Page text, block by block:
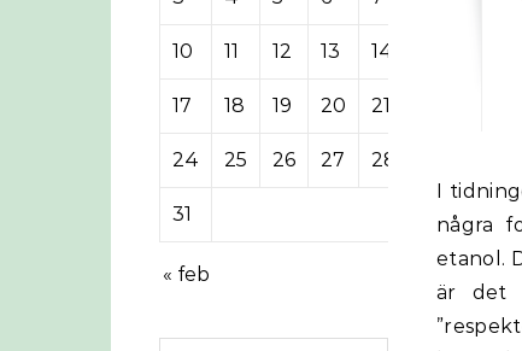
10 11 12 13 14
17 18 19 20 21
24 25 26 27 28
31
« feb
I tidningen Aktuell Hållbarhet skriver Jon Röhne den 21 oktober 2016 att
några
etanol.
är det